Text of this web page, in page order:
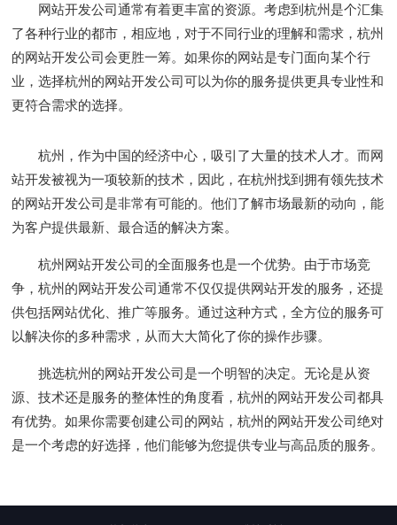
网站开发公司通常有着更丰富的资源。考虑到杭州是个汇集
了各种行业的都市，相应地，对于不同行业的理解和需求，杭州
的网站开发公司会更胜一筹。如果你的网站是专门面向某个行
业，选择杭州的网站开发公司可以为你的服务提供更具专业性和
更符合需求的选择。
杭州，作为中国的经济中心，吸引了大量的技术人才。而网
站开发被视为一项较新的技术，因此，在杭州找到拥有领先技术
的网站开发公司是非常有可能的。他们了解市场最新的动向，能
为客户提供最新、最合适的解决方案。
杭州网站开发公司的全面服务也是一个优势。由于市场竞
争，杭州的网站开发公司通常不仅仅提供网站开发的服务，还提
供包括网站优化、推广等服务。通过这种方式，全方位的服务可
以解决你的多种需求，从而大大简化了你的操作步骤。
挑选杭州的网站开发公司是一个明智的决定。无论是从资
源、技术还是服务的整体性的角度看，杭州的网站开发公司都具
有优势。如果你需要创建公司的网站，杭州的网站开发公司绝对
是一个考虑的好选择，他们能够为您提供专业与高品质的服务。